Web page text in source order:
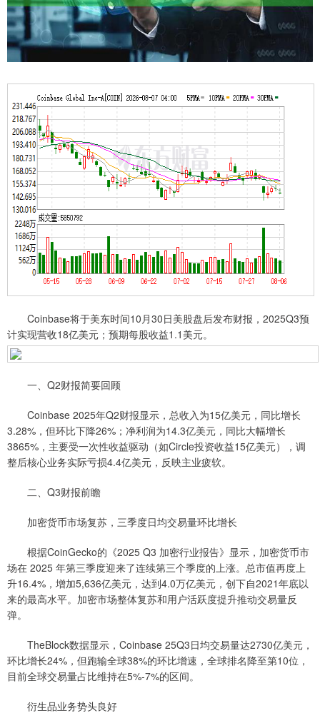
Coinbase将于美东时间10月30日美股盘后发布财报，2025Q3预
计实现营收18亿美元；预期每股收益1.1美元。
一、Q2财报简要回顾
Coinbase 2025年Q2财报显示，总收入为15亿美元，同比增长
3.28%，但环比下降26%；净利润为14.3亿美元，同比大幅增长
3865%，主要受一次性收益驱动（如Circle投资收益15亿美元），调
整后核心业务实际亏损4.4亿美元，反映主业疲软。
二、Q3财报前瞻
加密货币市场复苏，三季度日均交易量环比增长
根据CoinGecko的《2025 Q3 加密行业报告》显示，加密货币市
场在 2025 年第三季度迎来了连续第三个季度的上涨。总市值再度上
升16.4%，增加5,636亿美元，达到4.0万亿美元，创下自2021年底以
来的最高水平。加密市场整体复苏和用户活跃度提升推动交易量反
弹。
TheBlock数据显示，Coinbase 25Q3日均交易量达2730亿美元，
环比增长24%，但跑输全球38%的环比增速，全球排名降至第10位，
目前全球交易量占比维持在5%-7%的区间。
衍生品业务势头良好